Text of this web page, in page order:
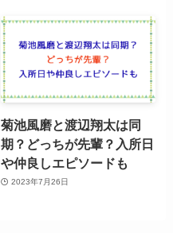
菊池風磨と渡辺翔太は同
期？どっちが先輩？入所日
や仲良しエピソードも
2023年7月26日